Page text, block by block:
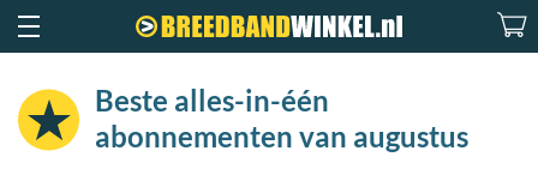
Beste alles-in-één
abonnementen van augustus